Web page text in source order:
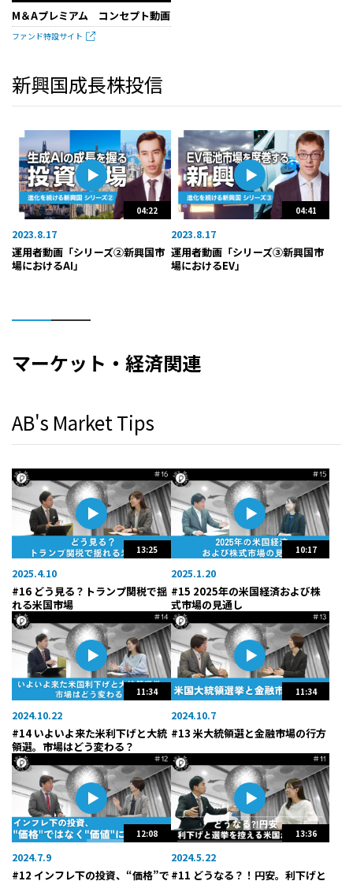
M＆Aプレミアム コンセプト動画
ファンド特設サイト
新興国成長株投信
04:22
2023.8.17
運用者動画「シリーズ②新興国市
場におけるAI」
04:41
2023.8.17
運用者動画「シリーズ③新興国市
場におけるEV」
マーケット・経済関連
AB's Market Tips
13:25
2025.4.10
#16 どう見る？トランプ関税で揺
れる米国市場
10:17
2025.1.20
#15 2025年の米国経済および株
式市場の見通し
11:34
2024.10.22
#14 いよいよ来た米利下げと大統
領選。市場はどう変わる？
11:34
2024.10.7
#13 米大統領選と金融市場の行方
12:08
2024.7.9
#12 インフレ下の投資、“価格”で
13:36
2024.5.22
#11 どうなる？！円安。利下げと